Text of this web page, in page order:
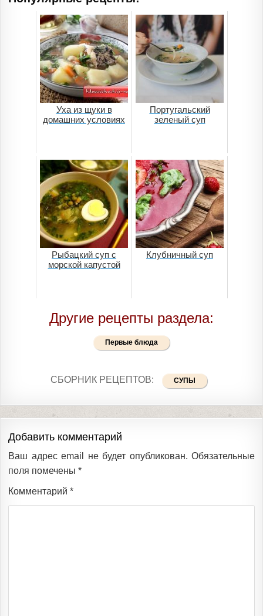
Уха из щуки в
домашних условиях
Португальский
зеленый суп
Рыбацкий суп с
морской капустой
Клубничный суп
Другие рецепты раздела:
Первые блюда
СБОРНИК РЕЦЕПТОВ: СУПЫ
Добавить комментарий
Ваш адрес email не будет опубликован. Обязательные
поля помечены *
Комментарий *